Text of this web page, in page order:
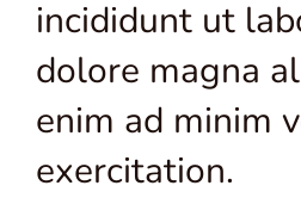
incididunt ut
dolore magna
enim ad minim
exercitation.